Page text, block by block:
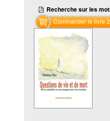
Commander le livre
Recherche sur les